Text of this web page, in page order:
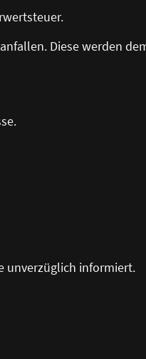
anfallen. Diese werden
unverzüglich informiert.